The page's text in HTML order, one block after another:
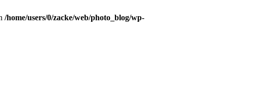
/home/users/0/zacke/web/photo_blog/wp-